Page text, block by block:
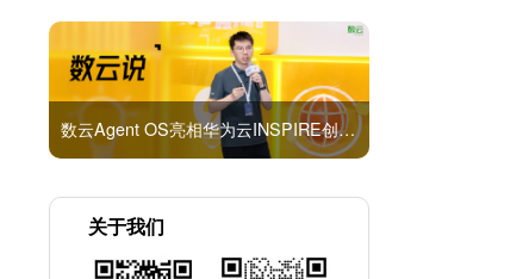
数云Agent OS亮相华为云INSPIRE创想者大会：以AI重构消费者运营与零售营销新范式
关于我们